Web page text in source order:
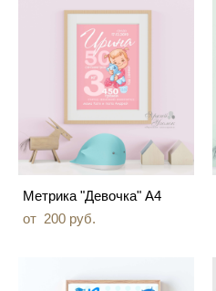
Метрика "Девочка" А4
от 200 pуб.